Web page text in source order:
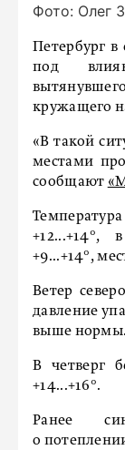
Фото: Олег
Петербург в
под
кружащего
«В такой
местами
сообщают
+12...+14°,
+9...+14°,
Ветер
давление
выше нормы.
В четверг
+14...+16°.
Ранее
о